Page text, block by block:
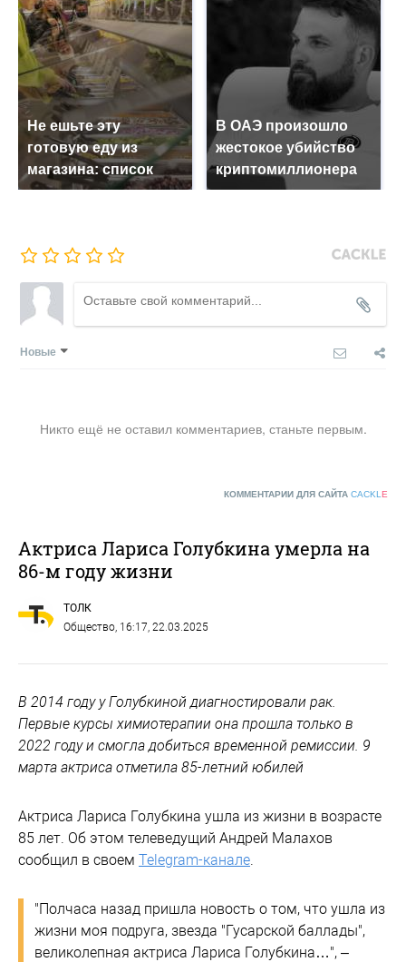
Не ешьте эту
готовую еду из
магазина: список
В ОАЭ произошло
жестокое убийство
криптомиллионера
Новые
Никто ещё не оставил комментариев, станьте первым.
КОММЕНТАРИИ ДЛЯ САЙТА CACKL E
Актриса Лариса Голубкина умерла на
86-м году жизни
ТОЛК
Общество, 16:17, 22.03.2025
В 2014 году у Голубкиной диагностировали рак.
Первые курсы химиотерапии она прошла только в
2022 году и смогла добиться временной ремиссии. 9
марта актриса отметила 85-летний юбилей
Актриса Лариса Голубкина ушла из жизни в возрасте
85 лет. Об этом телеведущий Андрей Малахов
сообщил в своем Telegram-канале.
"Полчаса назад пришла новость о том, что ушла из
жизни моя подруга, звезда "Гусарской баллады",
великолепная актриса Лариса Голубкина…", –